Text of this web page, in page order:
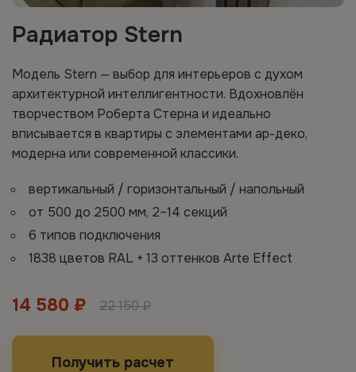
Радиатор Stern
Модель Stern — выбор для интерьеров с духом
архитектурной интеллигентности. Вдохновлён
творчеством Роберта Стерна и идеально
вписывается в квартиры с элементами ар-деко,
модерна или современной классики.
вертикальный / горизонтальный / напольный
от 500 до 2500 мм, 2–14 секций
6 типов подключения
1838 цветов RAL + 13 оттенков Arte Effect
14 580 ₽ 22 150 ₽
Получить расчет